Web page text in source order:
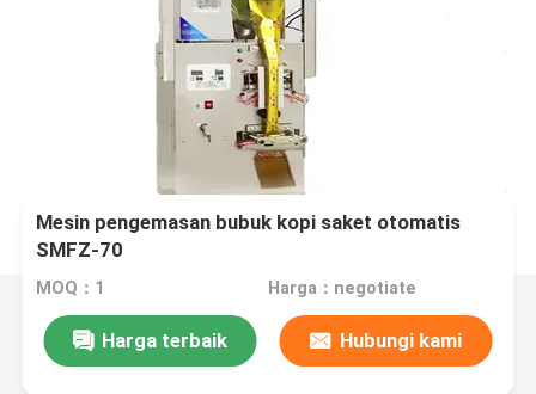
Mesin pengemasan bubuk kopi saket otomatis
SMFZ-70
MOQ：1 Harga：negotiate
Harga terbaik Hubungi kami